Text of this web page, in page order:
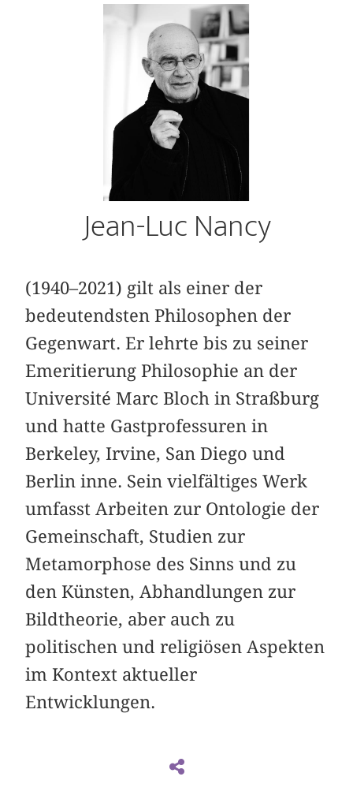
Jean-Luc Nancy
(1940–2021) gilt als einer der
bedeutendsten Philosophen der
Gegenwart. Er lehrte bis zu seiner
Emeritierung Philosophie an der
Université Marc Bloch in Straßburg
und hatte Gastprofessuren in
Berkeley, Irvine, San Diego und
Berlin inne. Sein vielfältiges Werk
umfasst Arbeiten zur Ontologie der
Gemeinschaft, Studien zur
Metamorphose des Sinns und zu
den Künsten, Abhandlungen zur
Bildtheorie, aber auch zu
politischen und religiösen Aspekten
im Kontext aktueller
Entwicklungen.